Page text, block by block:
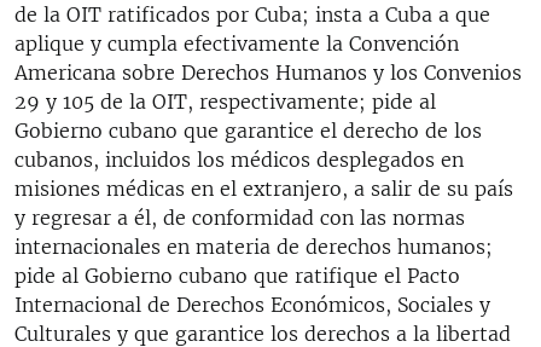
de la OIT ratificados por Cuba; insta a Cuba a que
aplique y cumpla efectivamente la Convención
Americana sobre Derechos Humanos y los Convenios
29 y 105 de la OIT, respectivamente; pide al
Gobierno cubano que garantice el derecho de los
cubanos, incluidos los médicos desplegados en
misiones médicas en el extranjero, a salir de su país
y regresar a él, de conformidad con las normas
internacionales en materia de derechos humanos;
pide al Gobierno cubano que ratifique el Pacto
Internacional de Derechos Económicos, Sociales y
Culturales y que garantice los derechos a la libertad